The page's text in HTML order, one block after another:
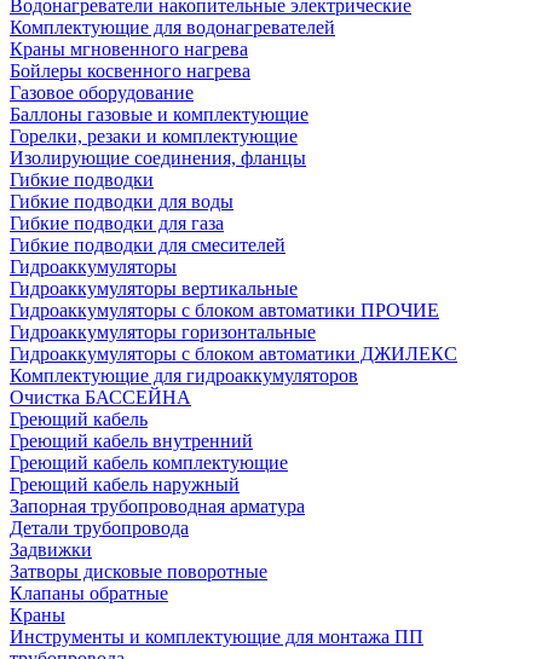
Водонагреватели накопительные электрические
Комплектующие для водонагревателей
Краны мгновенного нагрева
Бойлеры косвенного нагрева
Газовое оборудование
Баллоны газовые и комплектующие
Горелки, резаки и комплектующие
Изолирующие соединения, фланцы
Гибкие подводки
Гибкие подводки для воды
Гибкие подводки для газа
Гибкие подводки для смесителей
Гидроаккумуляторы
Гидроаккумуляторы вертикальные
Гидроаккумуляторы с блоком автоматики ПРОЧИЕ
Гидроаккумуляторы горизонтальные
Гидроаккумуляторы с блоком автоматики ДЖИЛЕКС
Комплектующие для гидроаккумуляторов
Очистка БАССЕЙНА
Греющий кабель
Греющий кабель внутренний
Греющий кабель комплектующие
Греющий кабель наружный
Запорная трубопроводная арматура
Детали трубопровода
Задвижки
Затворы дисковые поворотные
Клапаны обратные
Краны
Инструменты и комплектующие для монтажа ПП